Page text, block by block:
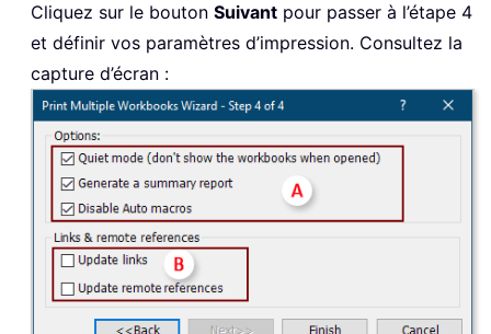
Cliquez sur le bouton Suivant pour passer à l’étape 4
et définir vos paramètres d’impression. Consultez la
capture d’écran :